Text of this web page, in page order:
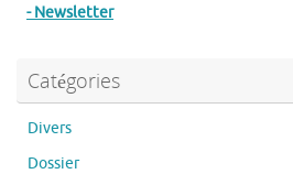
- Newsletter
Catégories
Divers
Dossier